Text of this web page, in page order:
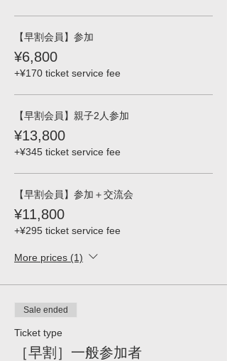
【早割会員】参加
¥6,800
+¥170 ticket service fee
【早割会員】親子2人参加
¥13,800
+¥345 ticket service fee
【早割会員】参加＋交流会
¥11,800
+¥295 ticket service fee
More prices (1)
Sale ended
Ticket type
［早割］一般参加者